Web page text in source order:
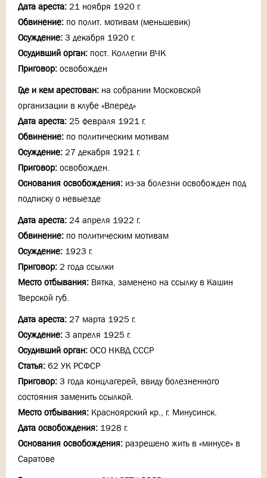
Дата ареста: 21 ноября 1920 г.
Обвинение: по полит. мотивам (меньшевик)
Осуждение: 3 декабря 1920 г.
Осудивший орган: пост. Коллегии ВЧК
Приговор: освобожден
Где и кем арестован: на собрании Московской
организации в клубе «Вперед»
Дата ареста: 25 февраля 1921 г.
Обвинение: по политическим мотивам
Осуждение: 27 декабря 1921 г.
Приговор: освобожден.
Основания освобождения: из-за болезни освобожден под
подписку о невыезде
Дата ареста: 24 апреля 1922 г.
Обвинение: по политическим мотивам
Осуждение: 1923 г.
Приговор: 2 года ссылки
Место отбывания: Вятка, заменено на ссылку в Кашин
Тверской губ.
Дата ареста: 27 марта 1925 г.
Осуждение: 3 апреля 1925 г.
Осудивший орган: ОСО НКВД СССР
Статья: 62 УК РСФСР
Приговор: 3 года концлагерей, ввиду болезненного
состояния заменить ссылкой.
Место отбывания: Красноярский кр., г. Минусинск.
Дата освобождения: 1928 г.
Основания освобождения: разрешено жить в «минусе» в
Саратове